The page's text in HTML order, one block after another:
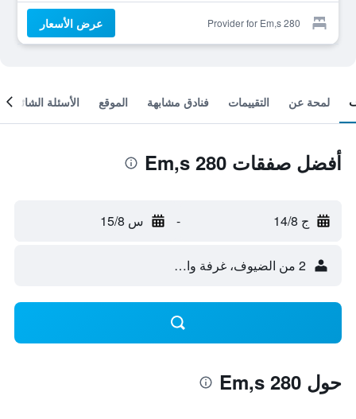
Provider for Em,s 280 عرض الأسعار
لمحة عن التقييمات فنادق مشابهة الموقع الأسئلة الشائعة
أفضل صفقات Em,s 280
ج 14/8 - س 15/8
2 من الضيوف، غرفة واحدة
حول Em,s 280